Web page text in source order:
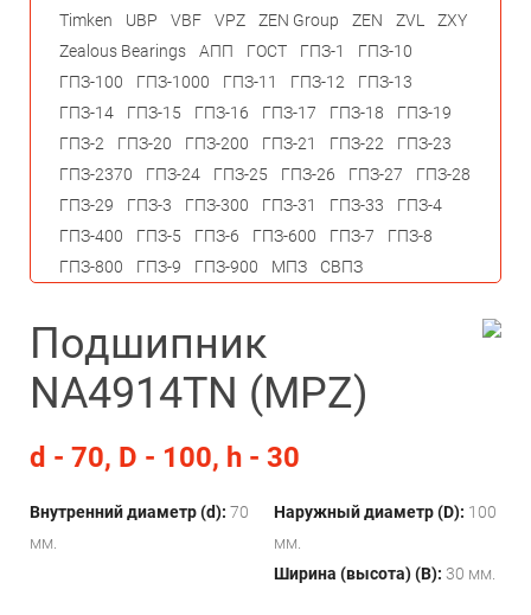
Подшипник
NA4914TN (MPZ)
d - 70, D - 100, h - 30
Внутренний диаметр (d): 70
мм.
Наружный диаметр (D): 100
мм.
Ширина (высота) (B): 30 мм.
Timken
UBP VBF VPZ ZEN Group ZEN ZVL
ZXY
Zealous Bearings
АПП ГОСТ ГПЗ-1
ГПЗ-10
ГПЗ-100
ГПЗ-1000 ГПЗ-11 ГПЗ-12
ГПЗ-13
ГПЗ-14
ГПЗ-15 ГПЗ-16 ГПЗ-17 ГПЗ-18
ГПЗ-19
ГПЗ-2
ГПЗ-20 ГПЗ-200 ГПЗ-21 ГПЗ-22
ГПЗ-23
ГПЗ-2370
ГПЗ-24 ГПЗ-25 ГПЗ-26 ГПЗ-27
ГПЗ-28
ГПЗ-29
ГПЗ-3 ГПЗ-300 ГПЗ-31 ГПЗ-33
ГПЗ-4
ГПЗ-400
ГПЗ-5 ГПЗ-6 ГПЗ-600 ГПЗ-7
ГПЗ-8
ГПЗ-800
ГПЗ-9 ГПЗ-900 МПЗ СВПЗ